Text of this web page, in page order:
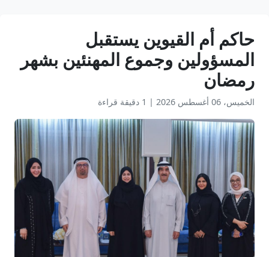
حاكم أم القيوين يستقبل
المسؤولين وجموع المهنئين بشهر
رمضان
الخميس، 06 أغسطس 2026 | 1 دقيقة قراءة